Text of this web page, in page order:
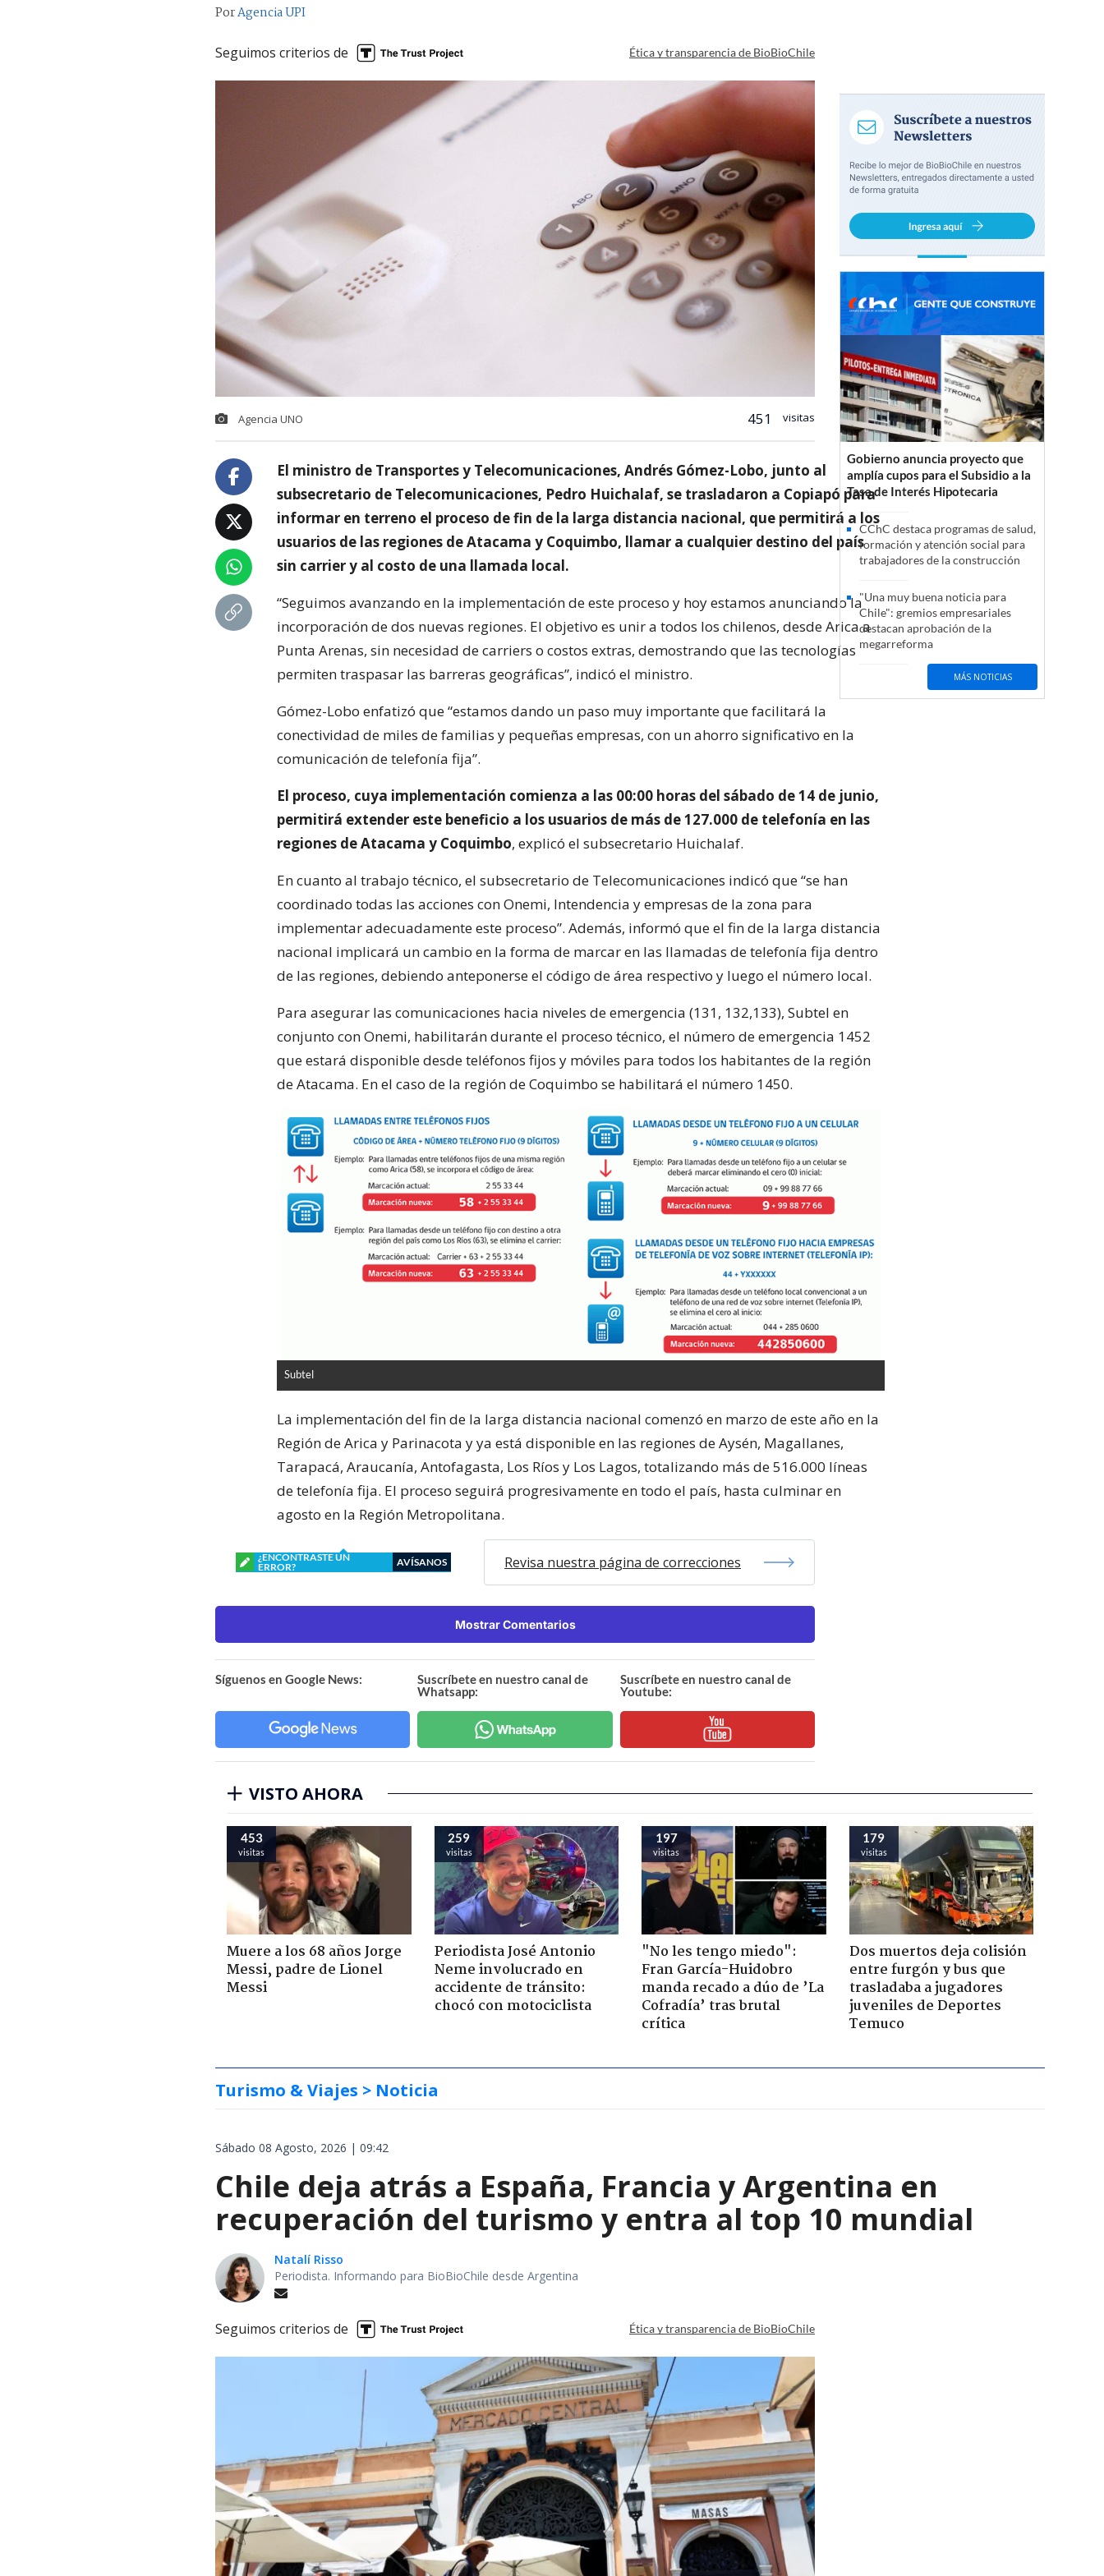
PorAgencia UPI
Seguimos criterios de Ética y transparencia de BioBioChile
Agencia UNO 451 visitas
El ministro de Transportes y Telecomunicaciones, Andrés Gómez-Lobo, junto al
subsecretario de Telecomunicaciones, Pedro Huichalaf, se trasladaron a Copiapó para
informar en terreno el proceso de fin de la larga distancia nacional, que permitirá a los
usuarios de las regiones de Atacama y Coquimbo, llamar a cualquier destino del país
sin carrier y al costo de una llamada local.
“Seguimos avanzando en la implementación de este proceso y hoy estamos anunciando la
incorporación de dos nuevas regiones. El objetivo es unir a todos los chilenos, desde Arica a
Punta Arenas, sin necesidad de carriers o costos extras, demostrando que las tecnologías
permiten traspasar las barreras geográficas”, indicó el ministro.
Gómez-Lobo enfatizó que “estamos dando un paso muy importante que facilitará la
conectividad de miles de familias y pequeñas empresas, con un ahorro significativo en la
comunicación de telefonía fija”.
El proceso, cuya implementación comienza a las 00:00 horas del sábado de 14 de junio,
permitirá extender este beneficio a los usuarios de más de 127.000 de telefonía en las
regiones de Atacama y Coquimbo, explicó el subsecretario Huichalaf.
En cuanto al trabajo técnico, el subsecretario de Telecomunicaciones indicó que “se han
coordinado todas las acciones con Onemi, Intendencia y empresas de la zona para
implementar adecuadamente este proceso”. Además, informó que el fin de la larga distancia
nacional implicará un cambio en la forma de marcar en las llamadas de telefonía fija dentro
de las regiones, debiendo anteponerse el código de área respectivo y luego el número local.
Para asegurar las comunicaciones hacia niveles de emergencia (131, 132,133), Subtel en
conjunto con Onemi, habilitarán durante el proceso técnico, el número de emergencia 1452
que estará disponible desde teléfonos fijos y móviles para todos los habitantes de la región
de Atacama. En el caso de la región de Coquimbo se habilitará el número 1450.
Subtel
La implementación del fin de la larga distancia nacional comenzó en marzo de este año en la
Región de Arica y Parinacota y ya está disponible en las regiones de Aysén, Magallanes,
Tarapacá, Araucanía, Antofagasta, Los Ríos y Los Lagos, totalizando más de 516.000 líneas
de telefonía fija. El proceso seguirá progresivamente en todo el país, hasta culminar en
agosto en la Región Metropolitana.
¿ENCONTRASTE UN
ERROR?
AVÍSANOS Revisa nuestra página de correcciones
Mostrar Comentarios
Síguenos en Google News:
Suscríbete en nuestro canal de
Whatsapp:
Suscríbete en nuestro canal de
Youtube:
Gobierno anuncia proyecto que
amplía cupos para el Subsidio a la
Tasa de Interés Hipotecaria
CChC destaca programas de salud,
formación y atención social para
trabajadores de la construcción
"Una muy buena noticia para
Chile": gremios empresariales
destacan aprobación de la
megarreforma
MÁS NOTICIAS
VISTO AHORA
453
visitas
Muere a los 68 años Jorge
Messi, padre de Lionel
Messi
259
visitas
Periodista José Antonio
Neme involucrado en
accidente de tránsito:
chocó con motociclista
197
visitas
"No les tengo miedo":
Fran García-Huidobro
manda recado a dúo de ’La
Cofradía’ tras brutal
crítica
179
visitas
Dos muertos deja colisión
entre furgón y bus que
trasladaba a jugadores
juveniles de Deportes
Temuco
Turismo & Viajes > Noticia
Sábado 08 Agosto, 2026 | 09:42
Chile deja atrás a España, Francia y Argentina en
recuperación del turismo y entra al top 10 mundial
Natalí Risso
Periodista. Informando para BioBioChile desde Argentina
Seguimos criterios de Ética y transparencia de BioBioChile